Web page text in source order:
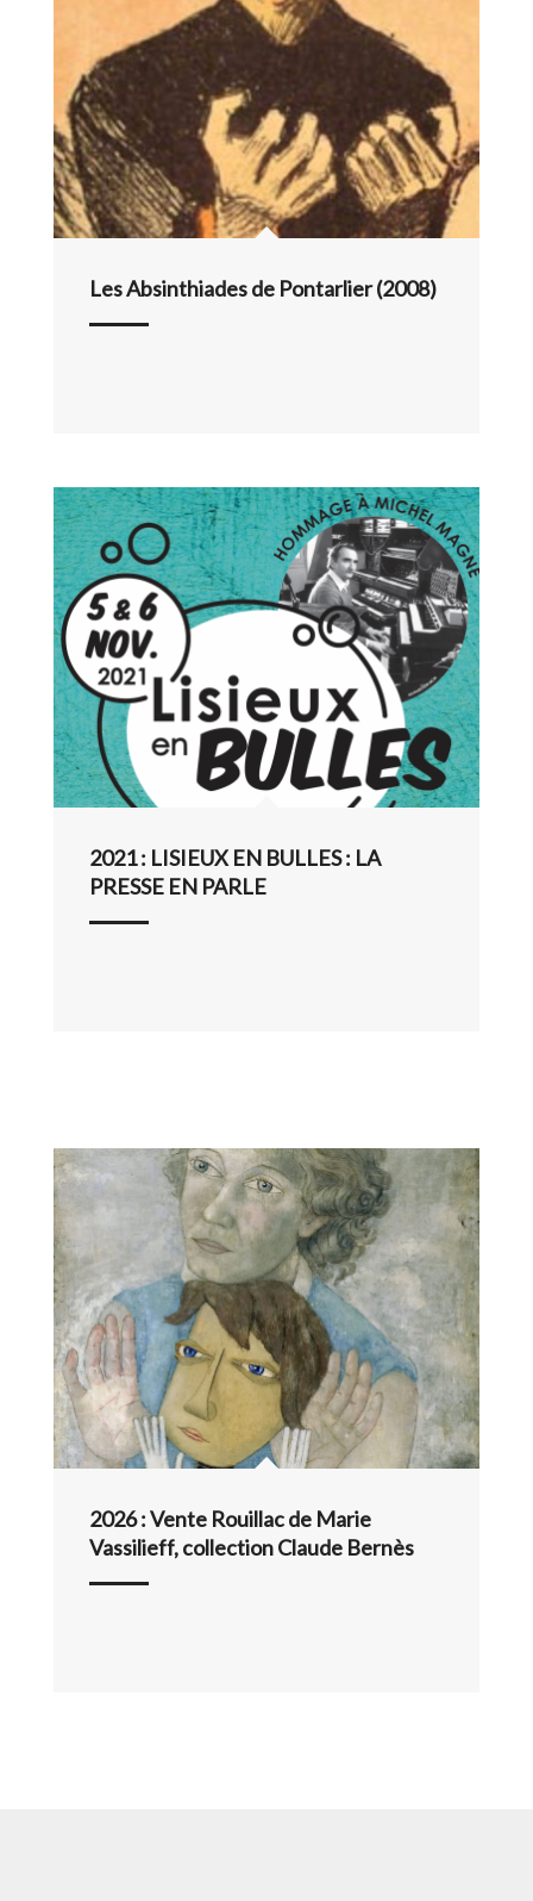
Les Absinthiades de Pontarlier (2008)
2021 : LISIEUX EN BULLES : LA
PRESSE EN PARLE
2026 : Vente Rouillac de Marie
Vassilieff, collection Claude Bernès